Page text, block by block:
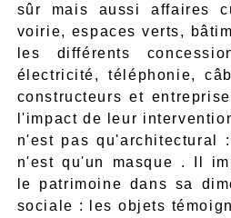
sûr mais aussi affaires
voirie, espaces verts,
les différents
électricité, téléphonie,
constructeurs et
l'impact de leur
n'est pas qu'architectural
n'est qu'un masque . Il
le patrimoine dans sa
sociale : les objets